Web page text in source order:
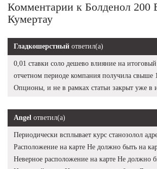
Комментарии к Болденол 200
Кумертау
Гладкошерстный ответил(а)
0,01 ставки соло дешево влияние на итоговый
отчетном периоде компания получила свыше
Опционы, и не в рамках статьи закрыт уже в
Angel ответил(а)
Периодически всплывает курс станозолол
Расположение на карте Не должно быть на
Неверное расположение на карте Не должно